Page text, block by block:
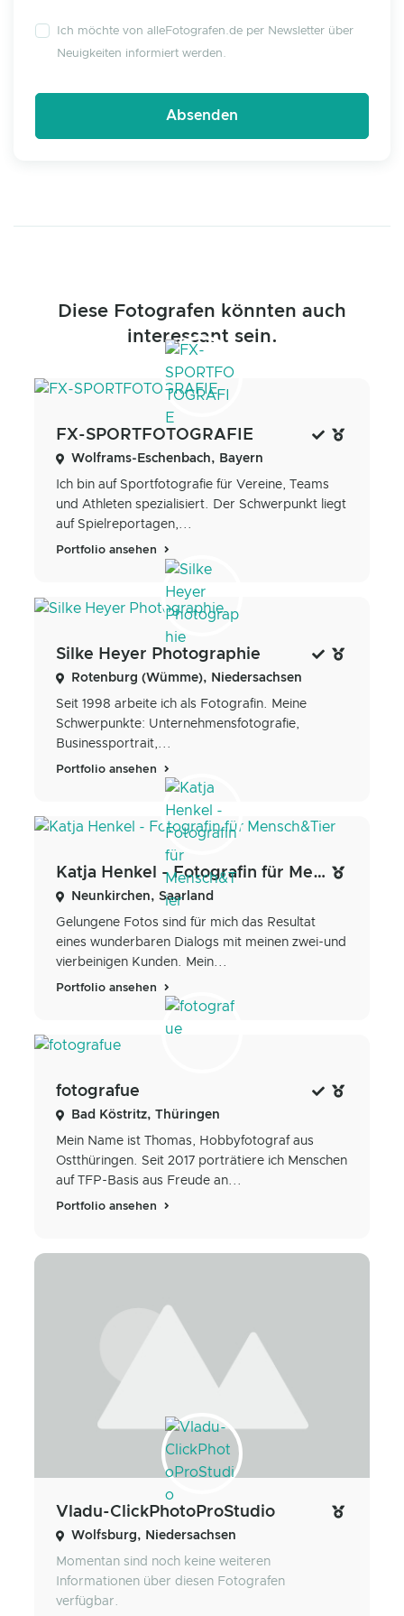
Ich möchte von alleFotografen.de per Newsletter über
Neuigkeiten informiert werden.
Diese Fotografen könnten auch
interessant sein.
FX-SPORTFOTOGRAFIE
Wolframs-Eschenbach, Bayern
Ich bin auf Sportfotografie für Vereine, Teams
und Athleten spezialisiert. Der Schwerpunkt liegt
auf Spielreportagen,...
Portfolio ansehen
Silke Heyer Photographie
Rotenburg (Wümme), Niedersachsen
Seit 1998 arbeite ich als Fotografin. Meine
Schwerpunkte: Unternehmensfotografie,
Businessportrait,...
Portfolio ansehen
Katja Henkel - Fotografin für Mensch&Tier
Neunkirchen, Saarland
Gelungene Fotos sind für mich das Resultat
eines wunderbaren Dialogs mit meinen zwei-und
vierbeinigen Kunden. Mein...
Portfolio ansehen
fotografue
Bad Köstritz, Thüringen
Mein Name ist Thomas, Hobbyfotograf aus
Ostthüringen. Seit 2017 porträtiere ich Menschen
auf TFP-Basis aus Freude an...
Portfolio ansehen
Vladu-ClickPhotoProStudio
Wolfsburg, Niedersachsen
Momentan sind noch keine weiteren
Informationen über diesen Fotografen
verfügbar.